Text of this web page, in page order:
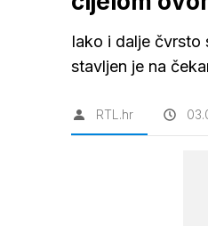
Iako i dalje čvrsto
stavljen je na
RTL.hr